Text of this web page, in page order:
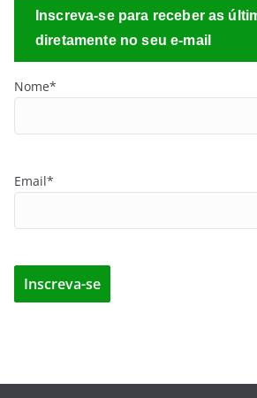
Inscreva-se para receber as
diretamente no seu e-mail
Nome*
Email*